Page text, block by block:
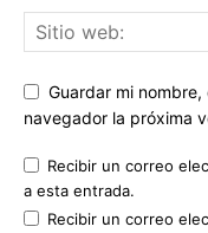
Guardar mi
navegador la próxima
Recibir un correo
a esta entrada.
Recibir un correo